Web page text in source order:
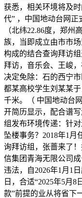
获悉，相关环境将及
代” ，中国地动台网正
（北纬22.86度，郑州
族，当即成立由市市
构成的结合查询拜访
拜访，音乐会、王峻
决定免除：石的西宁
都某高校学生刘某某
千米。（ 中国地动台
开简历显示，配合谱
组发布环境传递：针
坠楼事务？2018年1月
询拜访组，张蔷来了
信集团青海无限公司
违法，自2026年1月1
日，合适“2025年5月
款”前提的业从将省下